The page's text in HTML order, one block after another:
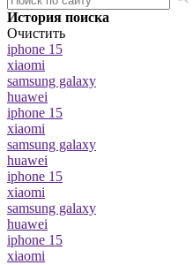
История поиска
Очистить
iphone 15
xiaomi
samsung galaxy
huawei
iphone 15
xiaomi
samsung galaxy
huawei
iphone 15
xiaomi
samsung galaxy
huawei
iphone 15
xiaomi